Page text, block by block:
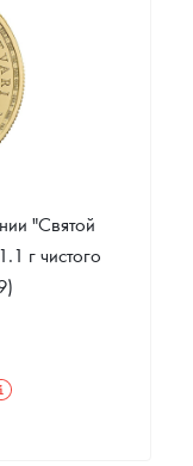
"Святой
г чистого